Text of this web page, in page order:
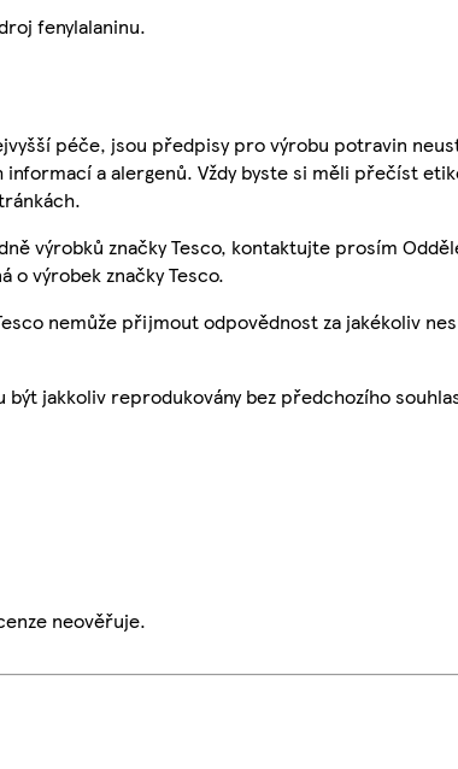
fenylalaninu.
péče, jsou předpisy pro výrobu potravin
a alergenů. Vždy byste si měli přečíst
výrobků značky Tesco, kontaktujte prosím
o výrobek značky Tesco.
nemůže přijmout odpovědnost za jakékoliv
jakkoliv reprodukovány bez předchozího
neověřuje.